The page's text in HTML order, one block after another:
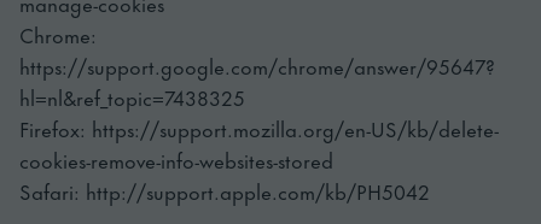
Chrome:
https://support.google.com/chrome/answer/95647?
hl=nl&ref_topic=7438325
Firefox: https://support.mozilla.org/en-US/kb/delete-
cookies-remove-info-websites-stored
Safari: http://support.apple.com/kb/PH5042